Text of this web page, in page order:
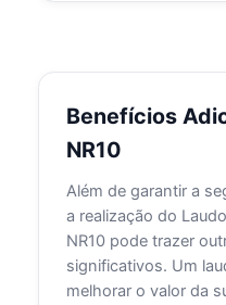
Benefícios
NR10
Além de garantir a
a realização do
NR10 pode trazer
significativos. Um
melhorar o valor da